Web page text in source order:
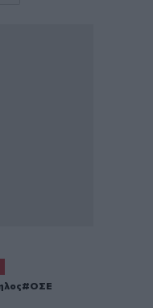
ΟΣΕ